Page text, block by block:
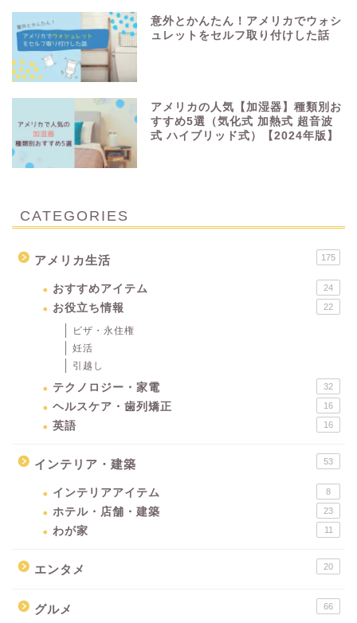
意外とかんたん！アメリカでウォシ
ュレットをセルフ取り付けした話
アメリカの人気【加湿器】種類別お
すすめ5選（気化式 加熱式 超音波
式 ハイブリッド式）【2024年版】
CATEGORIES
アメリカ生活 175
おすすめアイテム 24
お役立ち情報 22
ビザ・永住権
妊活
引越し
テクノロジー・家電 32
ヘルスケア・歯列矯正 16
英語 16
インテリア・建築 53
インテリアアイテム 8
ホテル・店舗・建築 23
わが家 11
エンタメ 20
グルメ 66